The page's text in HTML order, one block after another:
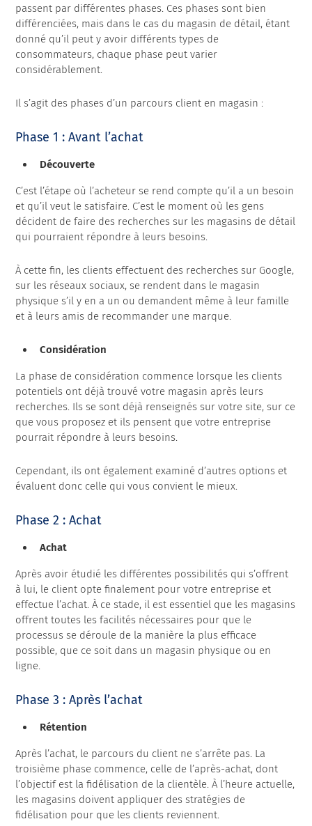
passent par différentes phases. Ces phases sont bien
différenciées, mais dans le cas du magasin de détail, étant
donné qu’il peut y avoir différents types de
consommateurs, chaque phase peut varier
considérablement.
Il s’agit des phases d’un parcours client en magasin :
Phase 1 : Avant l’achat
Découverte
C’est l’étape où l’acheteur se rend compte qu’il a un besoin
et qu’il veut le satisfaire. C’est le moment où les gens
décident de faire des recherches sur les magasins de détail
qui pourraient répondre à leurs besoins.
À cette fin, les clients effectuent des recherches sur Google,
sur les réseaux sociaux, se rendent dans le magasin
physique s’il y en a un ou demandent même à leur famille
et à leurs amis de recommander une marque.
Considération
La phase de considération commence lorsque les clients
potentiels ont déjà trouvé votre magasin après leurs
recherches. Ils se sont déjà renseignés sur votre site, sur ce
que vous proposez et ils pensent que votre entreprise
pourrait répondre à leurs besoins.
Cependant, ils ont également examiné d’autres options et
évaluent donc celle qui vous convient le mieux.
Phase 2 : Achat
Achat
Après avoir étudié les différentes possibilités qui s’offrent
à lui, le client opte finalement pour votre entreprise et
effectue l’achat. À ce stade, il est essentiel que les magasins
offrent toutes les facilités nécessaires pour que le
processus se déroule de la manière la plus efficace
possible, que ce soit dans un magasin physique ou en
ligne.
Phase 3 : Après l’achat
Rétention
Après l’achat, le parcours du client ne s’arrête pas. La
troisième phase commence, celle de l’après-achat, dont
l’objectif est la fidélisation de la clientèle. À l’heure actuelle,
les magasins doivent appliquer des stratégies de
fidélisation pour que les clients reviennent.